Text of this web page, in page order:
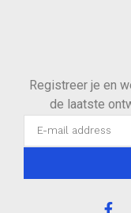
Registreer je en
de laatste